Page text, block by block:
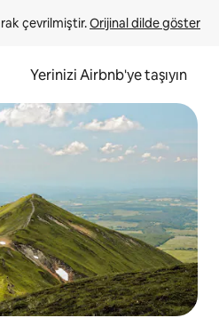
çevrilmiştir. Orijinal dilde göster
Yerinizi Airbnb'ye taşıyın